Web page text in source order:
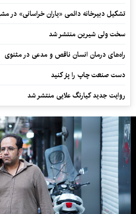
تشکیل دبیرخانه دائمی «یاران خراسانی» در
سخت ولی شیرین منتشر شد
راه‌های درمان انسان ناقص و مدعی در مثنوی
دست صنعت چاپ را پرُ کنید
روایت جدید کیارنگ علایی منتشر شد